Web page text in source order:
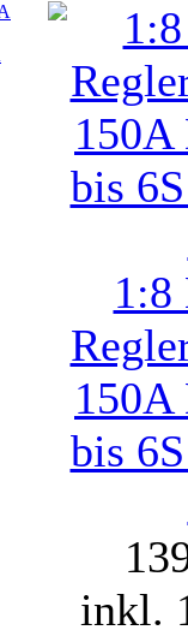
1:8
150A
bis
inkl.